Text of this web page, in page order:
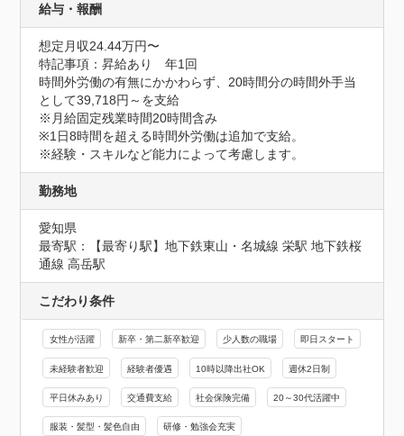
給与・報酬
想定月収24.44万円〜
特記事項：昇給あり　年1回
時間外労働の有無にかかわらず、20時間分の時間外手当
として39,718円～を支給
※月給固定残業時間20時間含み
※1日8時間を超える時間外労働は追加で支給。
※経験・スキルなど能力によって考慮します。
勤務地
愛知県
最寄駅：【最寄り駅】地下鉄東山・名城線 栄駅 地下鉄桜
通線 高岳駅
こだわり条件
女性が活躍 新卒・第二新卒歓迎 少人数の職場 即日スタート
未経験者歓迎 経験者優遇 10時以降出社OK 週休2日制
平日休みあり 交通費支給 社会保険完備 20～30代活躍中
服装・髪型・髪色自由 研修・勉強会充実